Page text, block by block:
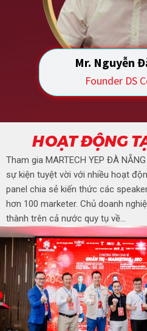
Mr. Nguyễn
Founder DS
HOẠT ĐỘNG
Tham gia MARTECH YEP ĐÀ
sự kiện tuyệt vời với nhiều hoạt
panel chia sẻ kiến ​​thức các
hơn 100 marketer. Chủ doanh
thành trên cả nước quy tụ về...